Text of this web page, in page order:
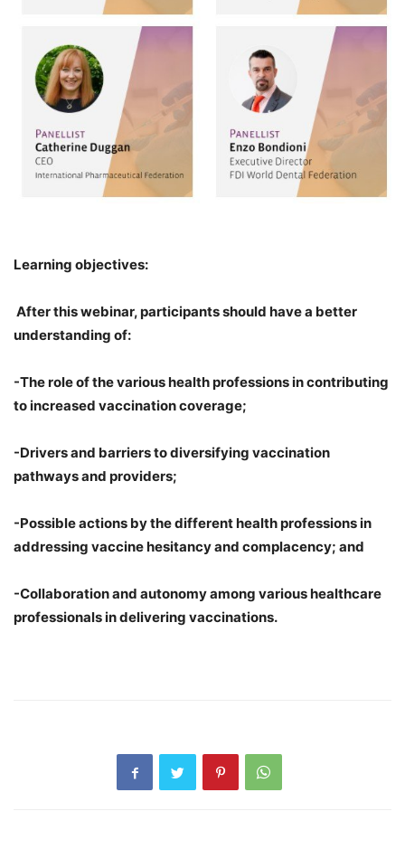
Learning objectives:
After this webinar, participants should have a better
understanding of:
-The role of the various health professions in contributing
to increased vaccination coverage;
-Drivers and barriers to diversifying vaccination
pathways and providers;
-Possible actions by the different health professions in
addressing vaccine hesitancy and complacency; and
-Collaboration and autonomy among various healthcare
professionals in delivering vaccinations.